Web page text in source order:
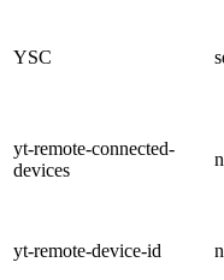
YSC
yt-remote-connected-
devices
yt-remote-device-id